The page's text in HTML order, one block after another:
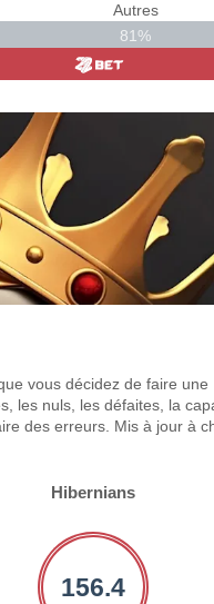
Autres
81%
vous décidez de faire une
les nuls, les défaites, la
des erreurs. Mis à jour à
Hibernians
156.4